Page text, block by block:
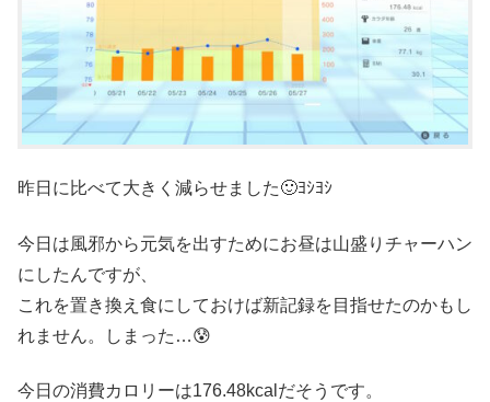
昨日に比べて大きく減らせました🙂ﾖｼﾖｼ
今日は風邪から元気を出すためにお昼は山盛りチャーハン
にしたんですが、
これを置き換え食にしておけば新記録を目指せたのかもし
れません。
しまった…😰
今日の消費カロリーは176.48kcalだそうです。